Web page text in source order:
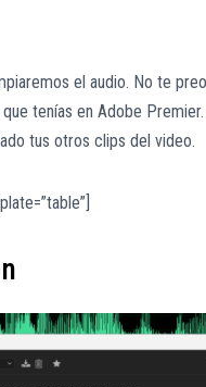
el audio. No te
tenías en Adobe
tus otros clips del video.